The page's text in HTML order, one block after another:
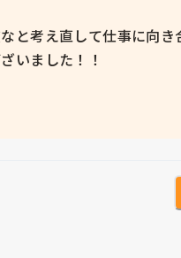
と考え直して仕事に向き
いました！！